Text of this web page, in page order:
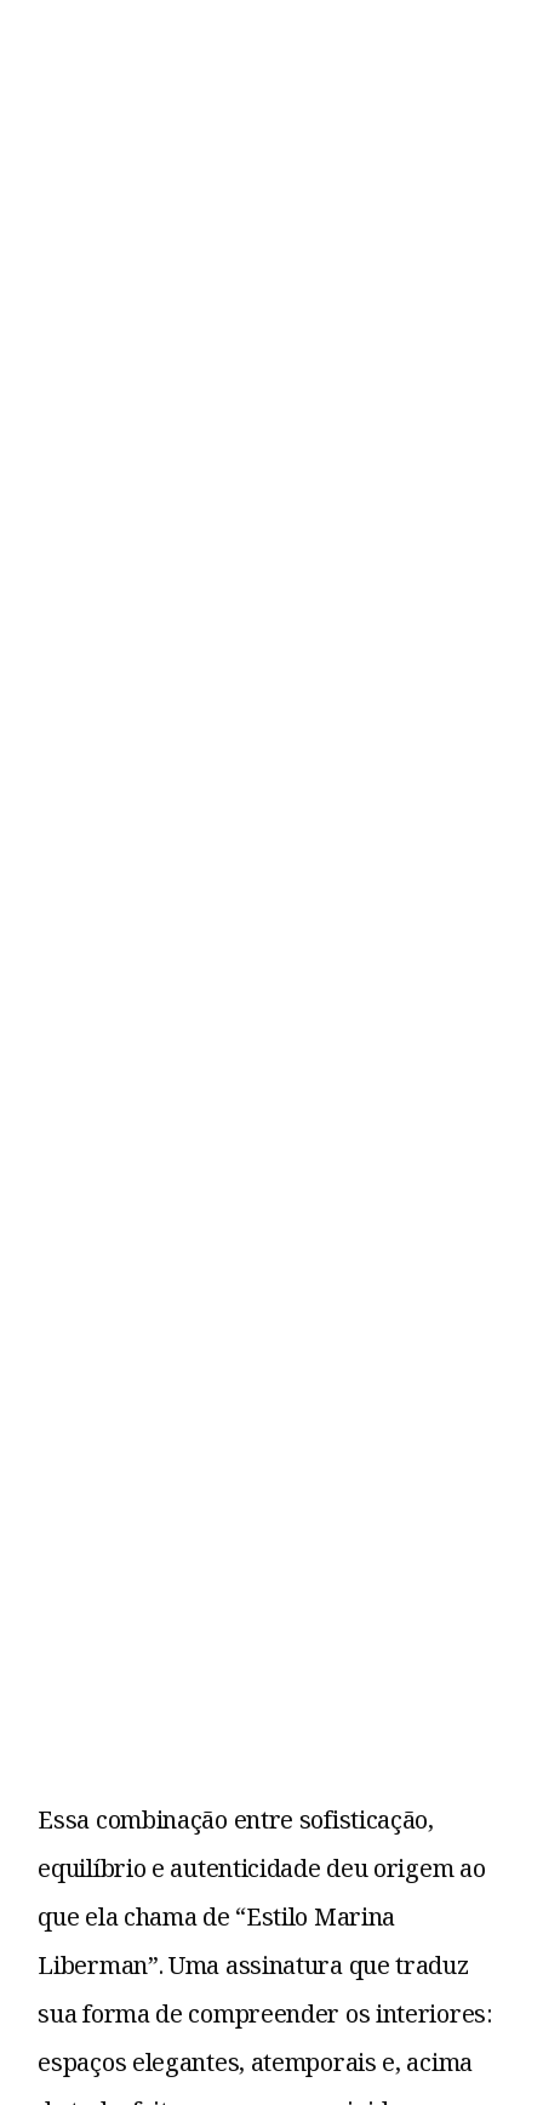
Essa combinação entre sofisticação,
equilíbrio e autenticidade deu origem ao
que ela chama de “Estilo Marina
Liberman”. Uma assinatura que traduz
sua forma de compreender os interiores:
espaços elegantes, atemporais e, acima